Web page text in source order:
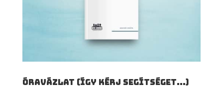
Óravázlat (Így kérj segítséget…)